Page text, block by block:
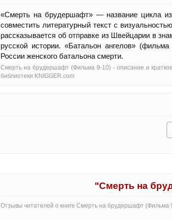
«Смерть на брудершафт» — название цикла из
совместить литературный текст с
рассказывается об отправке из Швейцарии в
русской истории. «Батальон ангелов»
России женского батальона смерти.
Смерть на брудершафт (Фильма 9-10) - oписание и
библиотеки KNIGGER.com
"Смерть на
Отзывы читателей о книге Смерть на брудершафт (Фильма